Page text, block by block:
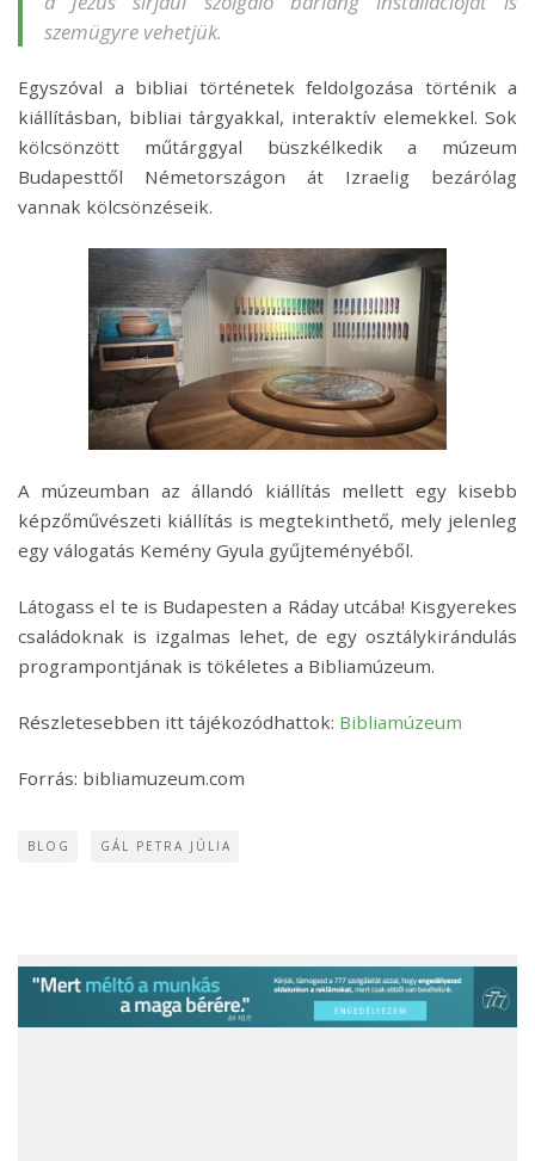
szemügyre vehetjük.
Egyszóval a bibliai történetek feldolgozása történik a
kiállításban, bibliai tárgyakkal, interaktív elemekkel. Sok
kölcsönzött műtárggyal büszkélkedik a múzeum
Budapesttől Németországon át Izraelig bezárólag
vannak kölcsönzéseik.
A múzeumban az állandó kiállítás mellett egy kisebb
képzőművészeti kiállítás is megtekinthető, mely jelenleg
egy válogatás Kemény Gyula gyűjteményéből.
Látogass el te is Budapesten a Ráday utcába! Kisgyerekes
családoknak is izgalmas lehet, de egy osztálykirándulás
programpontjának is tökéletes a Bibliamúzeum.
Részletesebben itt tájékozódhattok: Bibliamúzeum
Forrás: bibliamuzeum.com
BLOG GÁL PETRA JÚLIA